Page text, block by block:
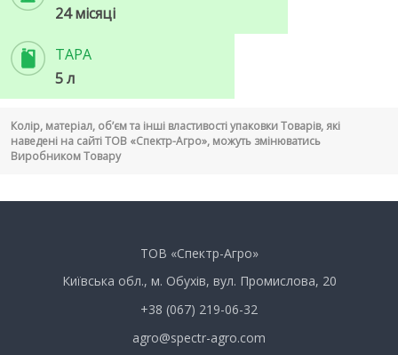
24 місяці
ТАРА
5 л
Колір, матеріал, об’єм та інші властивості упаковки Товарів, які
наведені на сайті ТОВ «Спектр-Агро», можуть змінюватись
Виробником Товару
ТОВ «Спектр-Агро»
Київська обл., м. Обухів, вул. Промислова, 20
+38 (067) 219-06-32
agro@spectr-agro.com